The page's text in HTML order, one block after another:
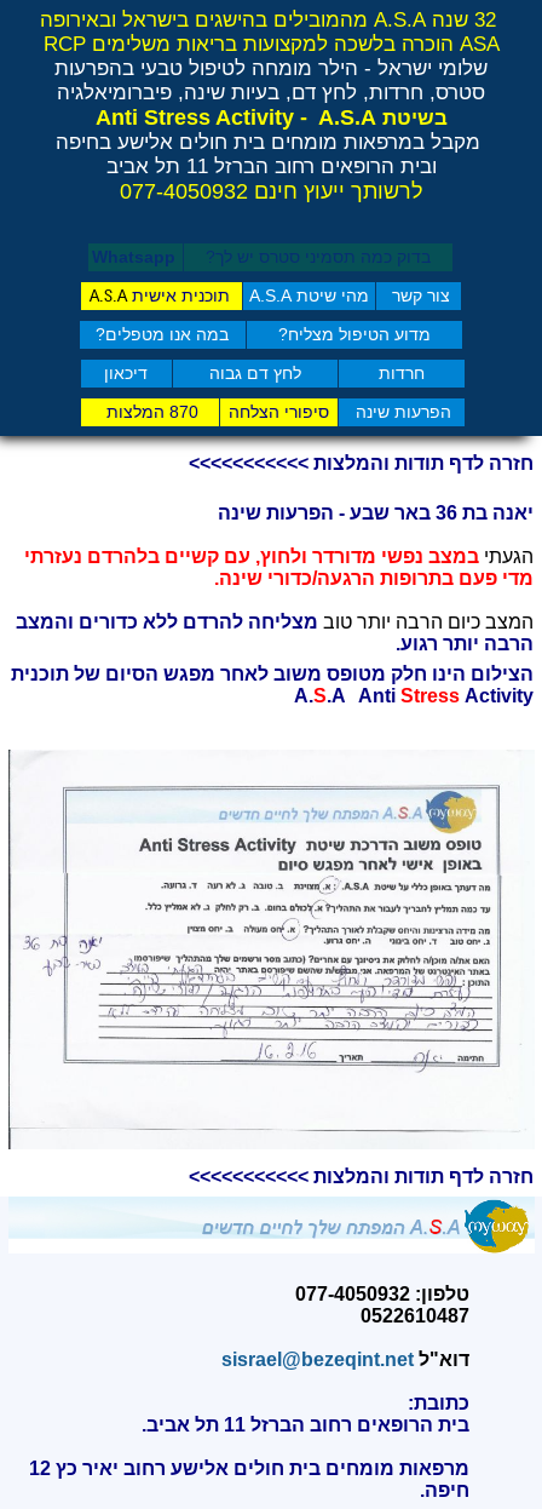
צור קשר מהי שיטת A.S.A תוכנית אישיתA.S.A
חרדות לחץ דם גבוה דיכאון
מדוע הטיפול מצליח? במה אנו מטפלים?
הפרעות שינה סיפורי הצלחה 870 המלצות
בדוק כמה תסמיני סט​רס יש לך? Whatsapp
32 שנה A.S.A מהמובילים בהישגים בישראל ובאירופה
ASA הוכרה בלשכה למקצועות בריאות משלימים RCP
שלומי ישראל - הילר מומחה לטיפול טבעי בהפרעות
סטרס, חרדות, לחץ דם, בעיות שינה, פיברומיאלגיה
בשיטת Anti Stress Activity - A.S.A
מקבל במרפאות מומחים בית חולים אלישע בחיפה
ובית הרופאים רחוב הברזל 11 תל אביב
לרשותך ייעוץ חינם 077-4050932
יאנה בת 36 באר שבע - הפרעות שינה
הגעתי במצב נפשי מדורדר ולחוץ, עם קשיים בלהרדם נעזרתי
מדי פעם בתרופות הרגעה/כדורי שינה.
המצב כיום הרבה יותר טובמצליחה להרדם ללא כדורים והמצב
הרבה יותר רגוע.
הצילום הינו חלק מטופס משוב לאחר מפגש הסיום של תוכנית
A.S.A AntiStress Activity
חזרה לדף תודות והמלצות >>>>>>>>>>>
חזרה לדף תודות והמלצות >>>>>>>>>>>
טלפון: 077-4050932
0522610487
דוא"לsisrael@bezeqint.net
כתובת:
בית הרופאים רחוב הברזל 11 תל אביב.
מרפאות מומחים בית חולים אלישע רחוב יאיר כץ 12
חיפה.